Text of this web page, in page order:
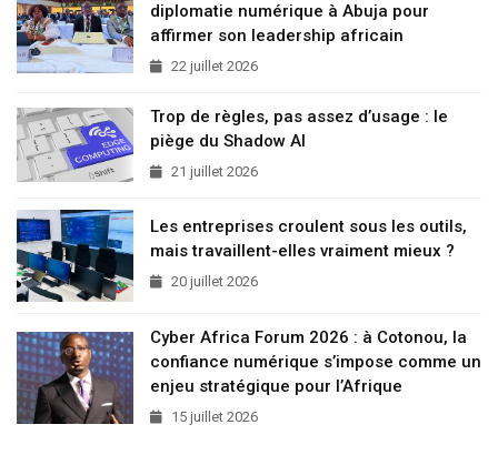
diplomatie numérique à Abuja pour
affirmer son leadership africain
22 juillet 2026
Trop de règles, pas assez d’usage : le
piège du Shadow AI
21 juillet 2026
Les entreprises croulent sous les outils,
mais travaillent-elles vraiment mieux ?
20 juillet 2026
Cyber Africa Forum 2026 : à Cotonou, la
confiance numérique s’impose comme un
enjeu stratégique pour l’Afrique
15 juillet 2026